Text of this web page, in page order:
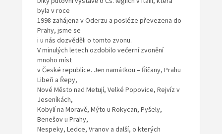
byla v roce
1998 zahájena v Oderzu a posléze převezena do
Prahy, jsme se
i u nás dozvěděli o tomto zvonu.
V minulých letech ozdobilo večerní zvonění
mnoho míst
v České republice. Jen namátkou – Říčany, Prahu
Libeň a Řepy,
Nové Město nad Metují, Velké Popovice, Rejvíz v
Jeseníkách,
Kobylí na Moravě, Mýto u Rokycan, Pyšely,
Benešov u Prahy,
Nespeky, Ledce, Vranov a další, o kterých